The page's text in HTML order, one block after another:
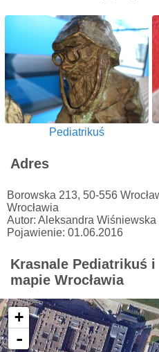
Pediatrikuś
Adres
Borowska 213, 50-556
Wrocławia
Autor: Aleksandra Wiśniewska
Pojawienie: 01.06.2016
Krasnale Pediatrikuś
mapie Wrocławia
+
-